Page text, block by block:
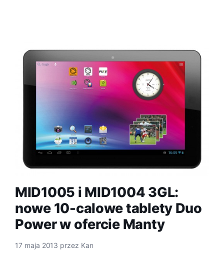
MID1005 i MID1004 3GL:
nowe 10-calowe tablety Duo
Power w ofercie Manty
17 maja 2013 przez Kan